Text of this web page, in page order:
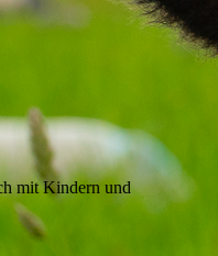
mit Kindern und